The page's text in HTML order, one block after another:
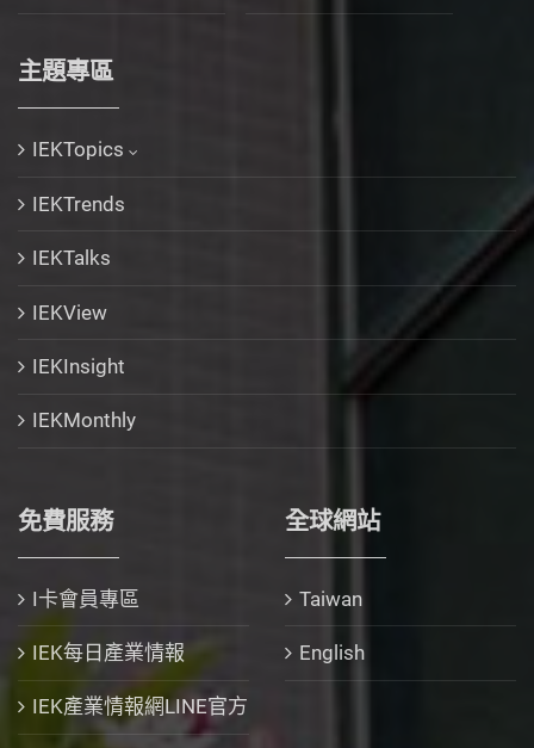
主題專區
IEKTopics
IEKTrends
IEKTalks
IEKView
IEKInsight
IEKMonthly
免費服務
I卡會員專區
IEK每日產業情報
IEK產業情報網LINE官方
全球網站
Taiwan
English